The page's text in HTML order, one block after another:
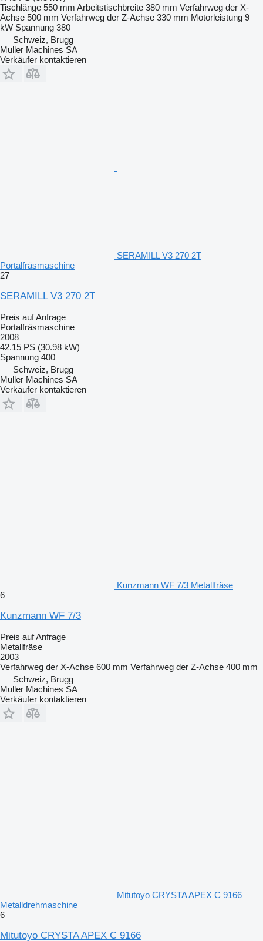
Tischlänge 550 mm Arbeitstischbreite 380 mm Verfahrweg der X-
Achse 500 mm Verfahrweg der Z-Achse 330 mm Motorleistung 9
kW Spannung 380
Schweiz, Brugg
Muller Machines SA
Verkäufer kontaktieren
SERAMILL V3 270 2T
Portalfräsmaschine
27
SERAMILL V3 270 2T
Preis auf Anfrage
Portalfräsmaschine
2008
42.15 PS (30.98 kW)
Spannung 400
Schweiz, Brugg
Muller Machines SA
Verkäufer kontaktieren
Kunzmann WF 7/3 Metallfräse
6
Kunzmann WF 7/3
Preis auf Anfrage
Metallfräse
2003
Verfahrweg der X-Achse 600 mm Verfahrweg der Z-Achse 400 mm
Schweiz, Brugg
Muller Machines SA
Verkäufer kontaktieren
Mitutoyo CRYSTA APEX C 9166
Metalldrehmaschine
6
Mitutoyo CRYSTA APEX C 9166